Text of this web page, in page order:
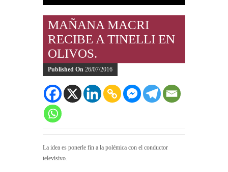
MAÑANA MACRI
RECIBE A TINELLI EN
OLIVOS.
Published On 26/07/2016
La idea es ponerle fin a la polémica con el conductor
televisivo.